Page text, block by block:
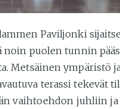
Paviljonki
puolen tunnin
Metsäinen ympäristö
terassi tekevät
vaihtoehdon juhliin ja